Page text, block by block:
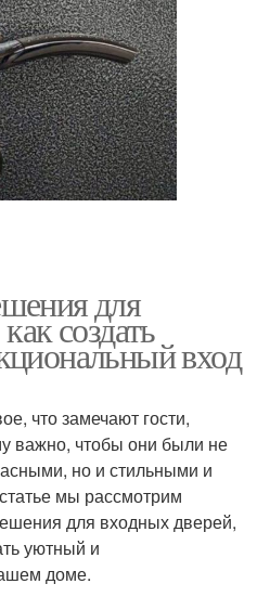
для
создать
вход
что замечают гости,
важно, чтобы они были не
но и стильными и
мы рассмотрим
для входных дверей,
уютный и
доме.